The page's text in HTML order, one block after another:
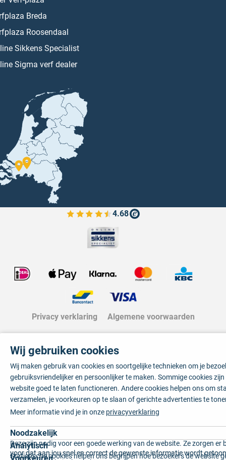
Breda
Roosendaal
Sikkens Specialist
Sigma verf dealer
4.68
Bekijk de verfplaza beoordelingen
Privacy verklaring Algemene voorwaarden
Wij gebruiken cookies
Wij maken gebruik van cookies en soortgelijke technieken om je
gebruiksvriendelijker en persoonlijker te maken. Sommige cookies
website goed te laten functioneren. Andere cookies helpen ons om
verzamelen, je voorkeuren op te slaan of gerichte advertenties te
Meer informatie vind je in onze privacyverklaring
Noodzakelijk
Deze zijn nodig voor een goede werking van de website. Ze zorgen er
voor dat aan jou snel en correct de gewenste informatie wordt
Analytisch
Statistische cookies helpen ons begrijpen hoe bezoekers de website
Voorkeuren